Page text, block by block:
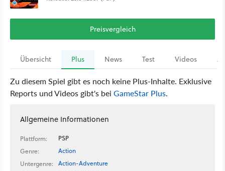
Preisvergleich
Übersicht Plus News Test Videos
Zu diesem Spiel gibt es noch keine Plus-Inhalte. Exklusive
Reports und Videos gibt's bei GameStar Plus.
Allgemeine Informationen
Plattform:
PSP
Genre:
Action
Untergenre:
Action-Adventure